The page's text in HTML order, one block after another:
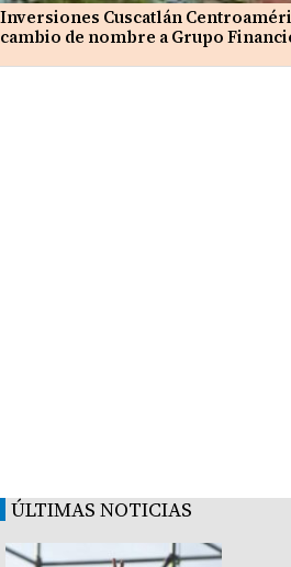
Inversiones Cuscatlán
cambio de nombre a Grupo
ÚLTIMAS NOTICIAS